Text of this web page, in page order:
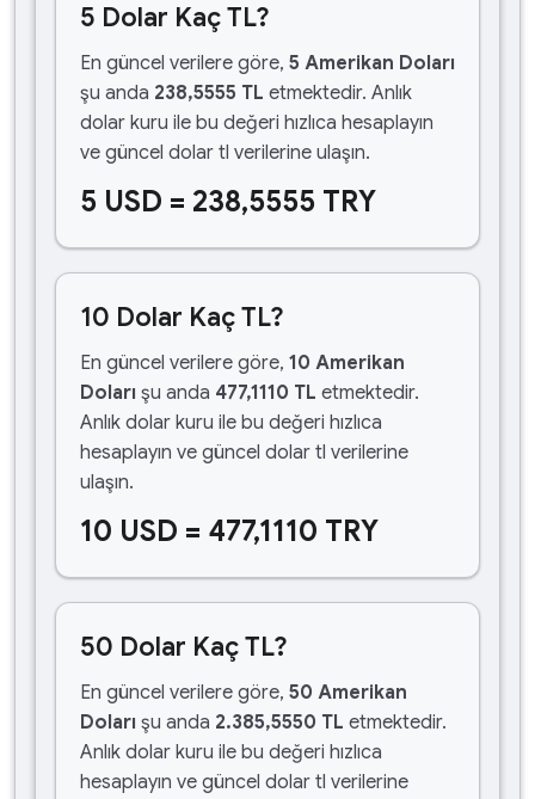
5 Dolar Kaç TL?
En güncel verilere göre, 5 Amerikan Doları
şu anda 238,5555 TL etmektedir. Anlık
dolar kuru ile bu değeri hızlıca hesaplayın
ve güncel dolar tl verilerine ulaşın.
5 USD = 238,5555 TRY
10 Dolar Kaç TL?
En güncel verilere göre, 10 Amerikan
Doları şu anda 477,1110 TL etmektedir.
Anlık dolar kuru ile bu değeri hızlıca
hesaplayın ve güncel dolar tl verilerine
ulaşın.
10 USD = 477,1110 TRY
50 Dolar Kaç TL?
En güncel verilere göre, 50 Amerikan
Doları şu anda 2.385,5550 TL etmektedir.
Anlık dolar kuru ile bu değeri hızlıca
hesaplayın ve güncel dolar tl verilerine